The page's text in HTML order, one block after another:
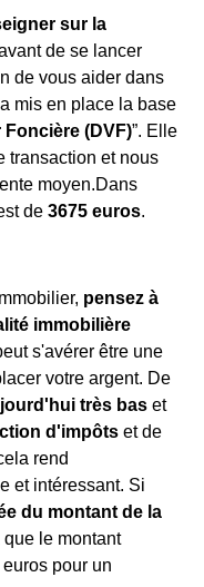
sur la
de se lancer
de vous aider dans
mis en place la base
Foncière (DVF)”. Elle
transaction et nous
moyen.Dans
de 3675 euros.
pensez à
immobilière
s'avérer être une
votre argent. De
très bas et
d'impôts et de
rend
et intéressant. Si
du montant de la
le montant
pour un